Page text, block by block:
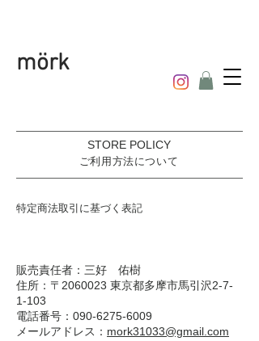
mörk
STORE POLICY​
ご利用方法について
​特定商法取引に基づく表記
​販売責任者：三好 佑樹
住所：〒2060023 東京都多摩市馬引沢2-7-
1-103
電話番号：090-6275-6009
メールアドレス： mork31033@gmail.com